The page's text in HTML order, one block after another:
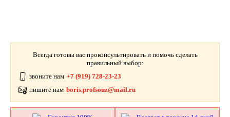
Всегда готовы вас проконсультировать и помочь сделать
правильный выбор:
звоните нам +7 (919) 728-23-23
пишите нам boris.profsouz@mail.ru